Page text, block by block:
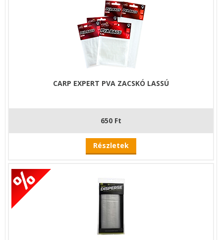
CARP EXPERT PVA ZACSKÓ LASSÚ
650 Ft
Részletek